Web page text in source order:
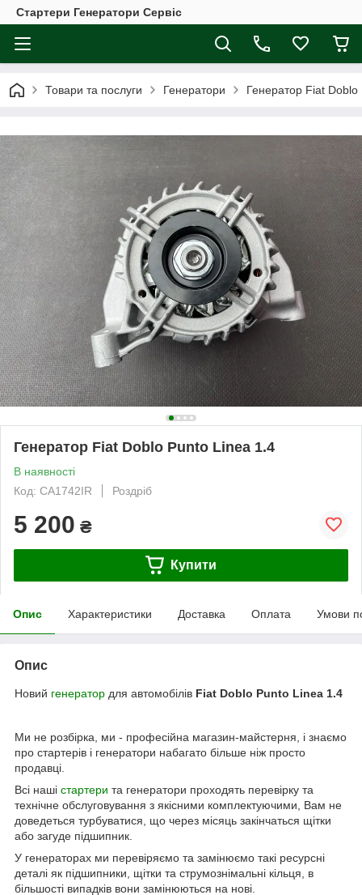
Стартери Генератори Сервіс
Товари та послуги Генератори Генератор Fiat
Генератор Fiat Doblo Punto Linea 1.4
В наявності
Код: CA1742IR
Роздріб
5 200 ₴
Купити
Опис Характеристики Доставка Оплата Умови
Опис
Новий генератор для автомобілів Fiat Doblo Punto Linea 1.4
Ми не розбірка, ми - професійна магазин-майстерня, і знаємо
про стартерів і генератори набагато більше ніж просто
продавці.
Всі наші стартери та генератори проходять перевірку та
технічне обслуговування з якісними комплектуючими, Вам не
доведеться турбуватися, що через місяць закінчаться щітки
або загуде підшипник.
У генераторах ми перевіряємо та замінюємо такі ресурсні
деталі як підшипники, щітки та струмознімальні кільця, в
більшості випадків вони замінюються на нові.